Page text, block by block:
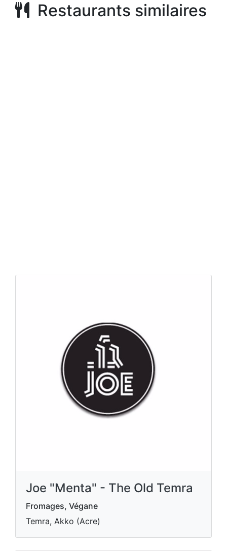
Restaurants similaires
Joe "Menta" - The Old Temra
Fromages, Végane
Temra, Akko (Acre)